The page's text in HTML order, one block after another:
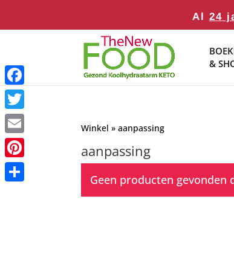
Al 24
&
Winkel » aanpassing
aanpassing
Geen producten gevonden
Facebook
Twitter
Email
Pinterest